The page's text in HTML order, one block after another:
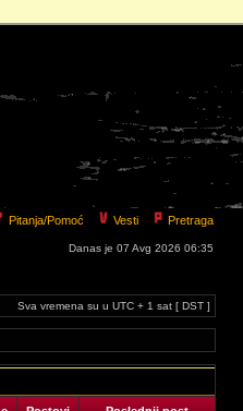
Pitanja/Pomoć Vesti Pretraga
Danas je 07 Avg 2026 06:35
Sva vremena su u UTC + 1 sat [ DST ]